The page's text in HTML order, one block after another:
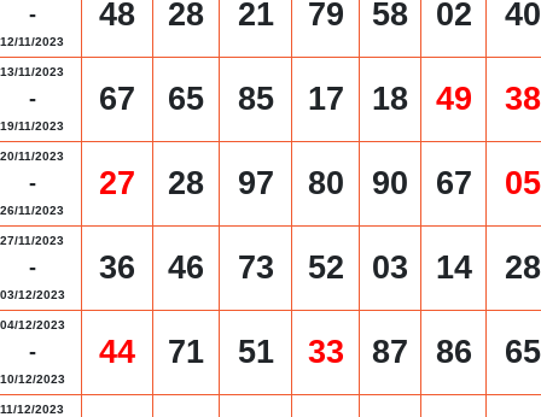
-
12/11/2023
48 28 21 79 58 02 40
13/11/2023
-
19/11/2023
67 65 85 17 18 49 38
20/11/2023
-
26/11/2023
27 28 97 80 90 67 05
27/11/2023
-
03/12/2023
36 46 73 52 03 14 28
04/12/2023
-
10/12/2023
44 71 51 33 87 86 65
11/12/2023